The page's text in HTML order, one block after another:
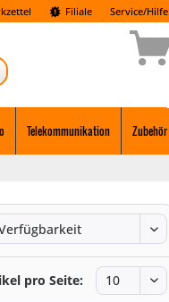
Filiale Service/Hilfe
Telekommunikation Zubehör
pro Seite: